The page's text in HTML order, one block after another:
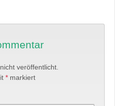
veröffentlicht.
* markiert